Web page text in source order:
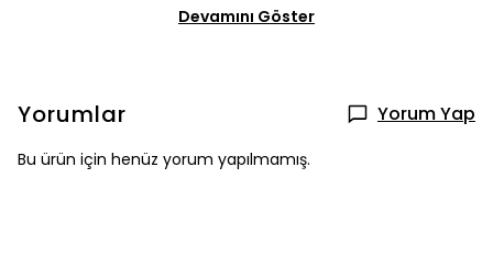
Devamını Göster
Yorumlar Yorum Yap
Bu ürün için henüz yorum yapılmamış.